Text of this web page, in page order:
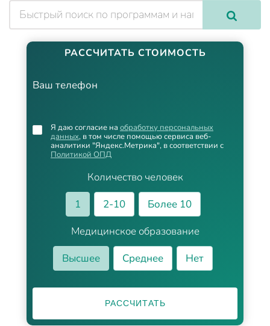
РАССЧИТАТЬ СТОИМОСТЬ
Ваш телефон
Количество человек
1
2-10
Более 10
Медицинское образование
Высшее
Среднее Нет
Я даю согласие на обработку персональных
данных, в том числе помощью сервиса веб-
аналитики "Яндекс.Метрика", в соответствии с
Политикой ОПД
РАССЧИТАТЬ